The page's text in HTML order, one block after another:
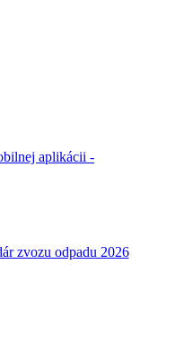
aplikácii -
zvozu odpadu 2026